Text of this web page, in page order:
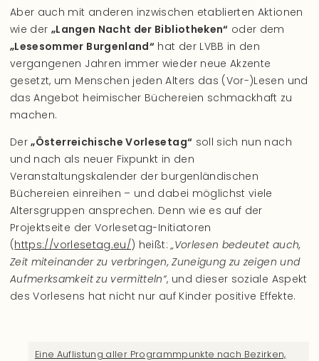
Aber auch mit anderen inzwischen etablierten Aktionen
wie der „Langen Nacht der Bibliotheken“ oder dem
„Lesesommer Burgenland“ hat der LVBB in den
vergangenen Jahren immer wieder neue Akzente
gesetzt, um Menschen jeden Alters das (Vor-)Lesen und
das Angebot heimischer Büchereien schmackhaft zu
machen.
Der„Österreichische Vorlesetag“ soll sich nun nach
und nach als neuer Fixpunkt in den
Veranstaltungskalender der burgenländischen
Büchereien einreihen – und dabei möglichst viele
Altersgruppen ansprechen. Denn wie es auf der
Projektseite der Vorlesetag-Initiatoren
(https://vorlesetag.eu/) heißt:„Vorlesen bedeutet auch,
Zeit miteinander zu verbringen, Zuneigung zu zeigen und
Aufmerksamkeit zu vermitteln“, und dieser soziale Aspekt
des Vorlesens hat nicht nur auf Kinder positive Effekte.
Eine Auflistung aller Programmpunkte nach Bezirken,